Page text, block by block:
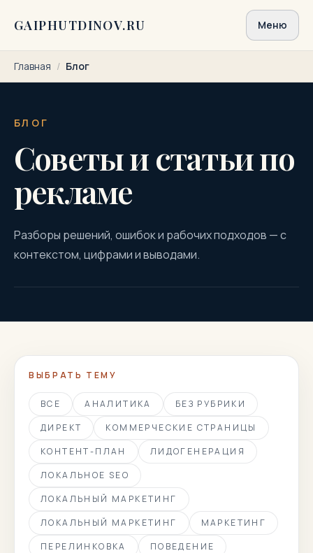
GAIPHUTDINOV.RU Меню
Главная / Блог
БЛОГ
Советы и статьи по
рекламе
Разборы решений, ошибок и рабочих подходов — с
контекстом, цифрами и выводами.
ВЫБРАТЬ ТЕМУ
ВСЕ АНАЛИТИКА
БЕЗ РУБРИКИ
ДИРЕКТ
КОММЕРЧЕСКИЕ СТРАНИЦЫ
КОНТЕНТ-ПЛАН
ЛИДОГЕНЕРАЦИЯ
ЛОКАЛЬНОЕ SEO
ЛОКАЛЬНЫЙ МАРКЕТИНГ
ЛОКАЛЬНЫЙ МАРКЕТИНГ
МАРКЕТИНГ
ПЕРЕЛИНКОВКА
ПОВЕДЕНИЕ